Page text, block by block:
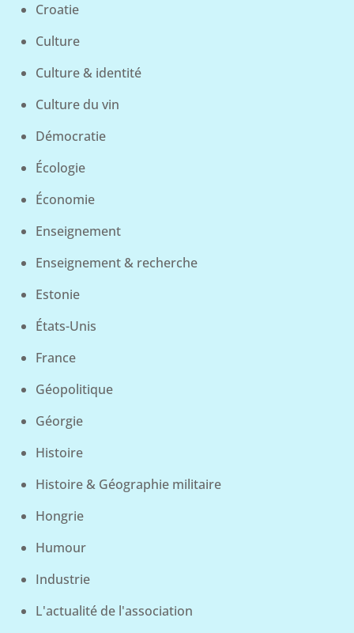
Croatie
Culture
Culture & identité
Culture du vin
Démocratie
Écologie
Économie
Enseignement
Enseignement & recherche
Estonie
États-Unis
France
Géopolitique
Géorgie
Histoire
Histoire & Géographie militaire
Hongrie
Humour
Industrie
L'actualité de l'association